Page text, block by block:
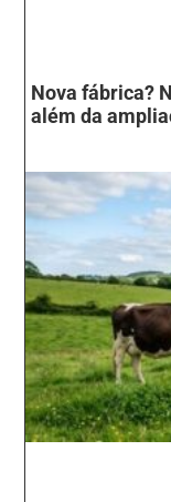
Nova fábrica?
além da